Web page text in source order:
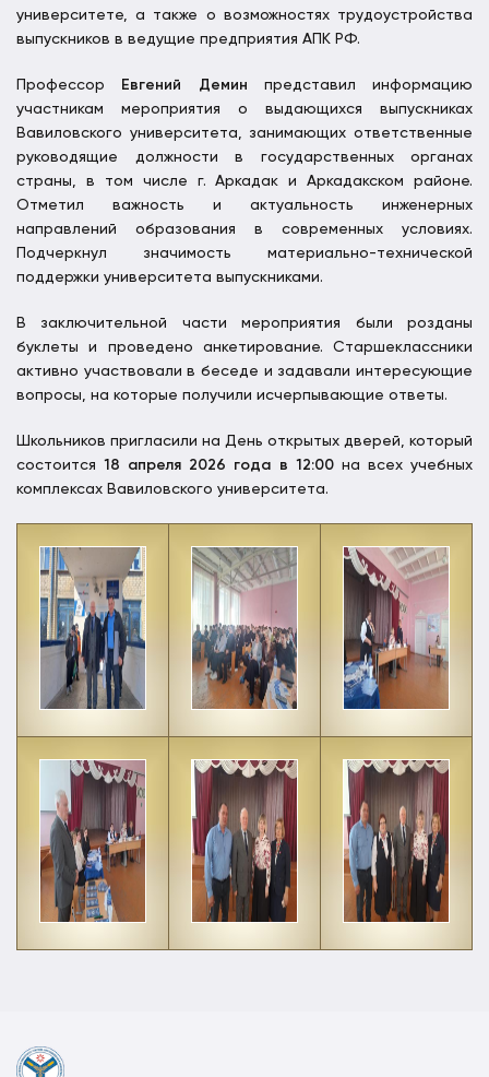
университете, а также о возможностях трудоустройства
выпускников в ведущие предприятия АПК РФ.
Профессор Евгений Демин представил информацию
участникам мероприятия о выдающихся выпускниках
Вавиловского университета, занимающих ответственные
руководящие должности в государственных органах
страны, в том числе г. Аркадак и Аркадакском районе.
Отметил важность и актуальность инженерных
направлений образования в современных условиях.
Подчеркнул значимость материально-технической
поддержки университета выпускниками.
В заключительной части мероприятия были розданы
буклеты и проведено анкетирование. Старшеклассники
активно участвовали в беседе и задавали интересующие
вопросы, на которые получили исчерпывающие ответы.
Школьников пригласили на День открытых дверей, который
состоится18 апреля 2026 года в 12:00на всех учебных
комплексах Вавиловского университета.